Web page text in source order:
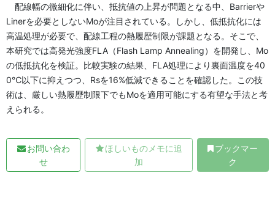
配線幅の微細化に伴い、抵抗値の上昇が問題となる中、Barrierや
Linerを必要としないMoが注目されている。しかし、低抵抗化には
高温処理が必要で、配線工程の熱履歴制限が課題となる。そこで、
本研究では高発光強度FLA（Flash Lamp Annealing）を開発し、Mo
の低抵抗化を検証。比較実験の結果、FLA処理により裏面温度を40
0℃以下に抑えつつ、Rsを16%低減できることを確認した。この技
術は、厳しい熱履歴制限下でもMoを適用可能にする有望な手法と考
えられる。
お問い合わ
せ
ほしいものメモに追
加
ブックマー
ク